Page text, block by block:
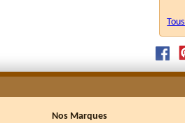
Nos Marques